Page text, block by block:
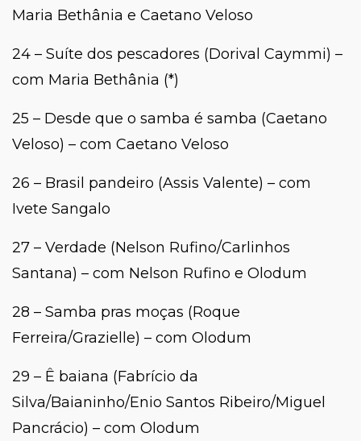
Maria Bethânia e Caetano Veloso
24 – Suíte dos pescadores (Dorival Caymmi) –
com Maria Bethânia (*)
25 – Desde que o samba é samba (Caetano
Veloso) – com Caetano Veloso
26 – Brasil pandeiro (Assis Valente) – com
Ivete Sangalo
27 – Verdade (Nelson Rufino/Carlinhos
Santana) – com Nelson Rufino e Olodum
28 – Samba pras moças (Roque
Ferreira/Grazielle) – com Olodum
29 – Ê baiana (Fabrício da
Silva/Baianinho/Enio Santos Ribeiro/Miguel
Pancrácio) – com Olodum